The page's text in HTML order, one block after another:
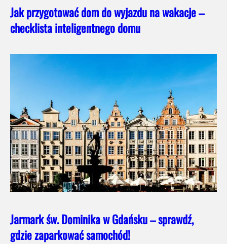
Jak przygotować dom do wyjazdu na wakacje –
checklista inteligentnego domu
Jarmark św. Dominika w Gdańsku – sprawdź,
gdzie zaparkować samochód!